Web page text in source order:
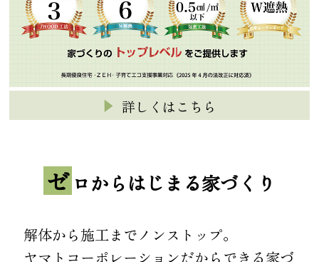
詳しくはこちら
ゼ ロからはじまる家づくり
解体から施工までノンストップ。
ヤマトコーポレーションだからできる家づ